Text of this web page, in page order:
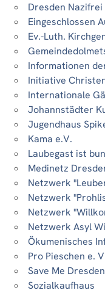
Dresden Nazifrei
Eingeschlossen
Ev.-Luth.
Informationen
Initiative
Internationale
Johannstädter
Jugendhaus
Kama e.V.
Laubegast ist
Medinetz
Netzwerk
Netzwerk
Netzwerk
Netzwerk Asyl
Ökumenisches
Pro Pieschen e.
Save Me Dresden
Sozialkaufhaus